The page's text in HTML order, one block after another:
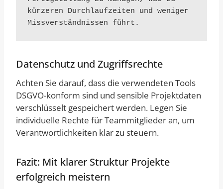
kürzeren Durchlaufzeiten und weniger
Missverständnissen führt.
Datenschutz und Zugriffsrechte
Achten Sie darauf, dass die verwendeten Tools
DSGVO-konform sind und sensible Projektdaten
verschlüsselt gespeichert werden. Legen Sie
individuelle Rechte für Teammitglieder an, um
Verantwortlichkeiten klar zu steuern.
Fazit: Mit klarer Struktur Projekte
erfolgreich meistern